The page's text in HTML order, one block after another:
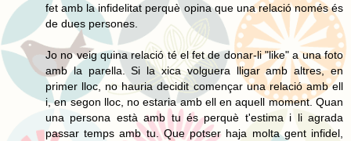
fet amb la infidelitat perquè opina que una relació només és
de dues persones.
Jo no veig quina relació té el fet de donar-li "like" a una foto
amb la parella. Si la xica volguera lligar amb altres, en
primer lloc, no hauria decidit començar una relació amb ell
i, en segon lloc, no estaria amb ell en aquell moment. Quan
una persona està amb tu és perquè t'estima i li agrada
passar temps amb tu. Que potser haja molta gent infidel,